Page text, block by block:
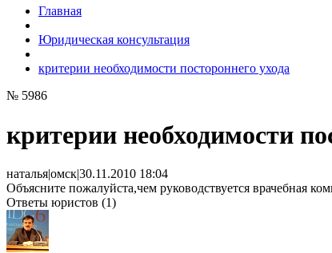
Главная
Юридическая консультация
критерии необходимости постороннего ухода
№ 5986
критерии необходимости
наталья|омск|30.11.2010 18:04
Объясните пожалуйста,чем руководствуется врачебная
Ответы юристов (1)